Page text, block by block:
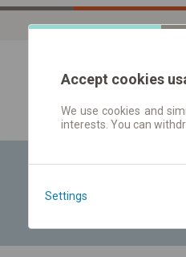
Fahrplandaten |
Accept cookies
We use cookies and
interests. You can
Settings